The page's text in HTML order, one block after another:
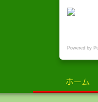
ホーム
Powered by